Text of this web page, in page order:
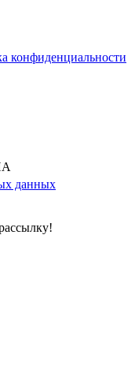
конфиденциальности
данных